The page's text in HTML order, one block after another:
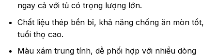
ngay cả với tủ có trọng lượng lớn.
Chất liệu thép bền bỉ, khả năng chống ăn mòn tốt,
tuổi thọ cao.
Màu xám trung tính, dễ phối hợp với nhiều dòng